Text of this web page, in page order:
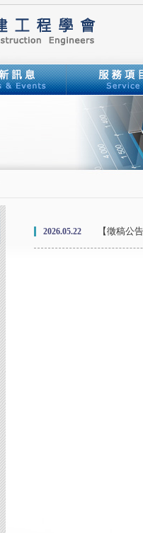
2026.05.22 【徵稿公